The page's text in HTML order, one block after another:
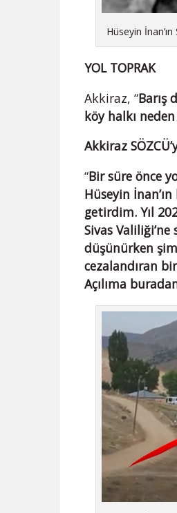
Hüseyin İnan’ın
YOL TOPRAK
Akkiraz, “Barış
köy halkı
Akkiraz
“Bir süre önce
Hüseyin
getirdim. Yıl
Sivas
düşünürken
cezalandıran
Açılıma